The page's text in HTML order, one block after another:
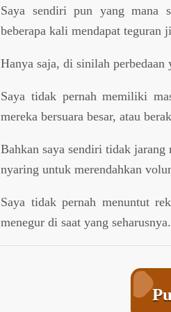
Saya sendiri pun yang mana
beberapa kali mendapat teguran
Hanya saja, di sinilah perbedaan
Saya tidak pernah memiliki
mereka bersuara besar, atau
Bahkan saya sendiri tidak jarang
nyaring untuk merendahkan
Saya tidak pernah menuntut
menegur di saat yang seharusnya.